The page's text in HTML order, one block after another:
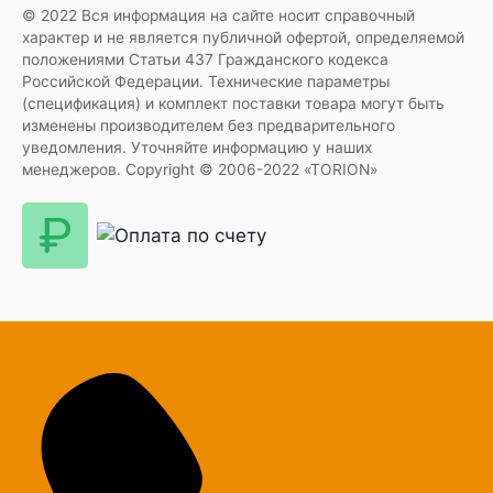
© 2022 Вся информация на сайте носит справочный
характер и не является публичной офертой, определяемой
положениями Статьи 437 Гражданского кодекса
Российской Федерации. Технические параметры
(спецификация) и комплект поставки товара могут быть
изменены производителем без предварительного
уведомления. Уточняйте информацию у наших
менеджеров. Copyright © 2006-2022 «TORION»